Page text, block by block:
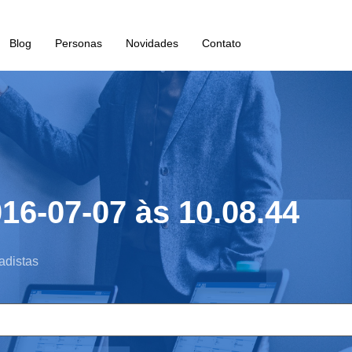
Blog Personas Novidades Contato
07-07 às 10.08.44